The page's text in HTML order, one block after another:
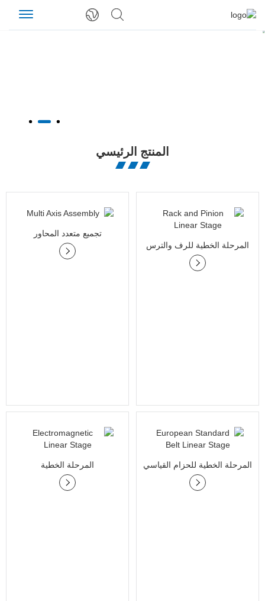
المنتج الرئيسي
تجميع متعدد المحاور
المرحلة الخطية للرف والترس
المرحلة الخطية
الكهرومغناطيسية
المرحلة الخطية للحزام القياسي
الأوروبي